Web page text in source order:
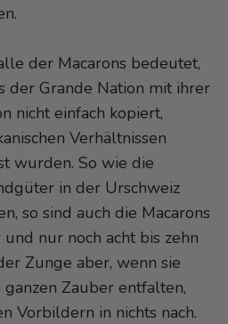
der Macarons bedeutet,
der Grande Nation mit ihrer
nicht einfach kopiert,
Verhältnissen
wurden. So wie die
in der Urschweiz
so sind auch die Macarons
nur noch acht bis zehn
Zunge aber, wenn sie
Zauber entfalten,
Vorbildern in nichts nach.